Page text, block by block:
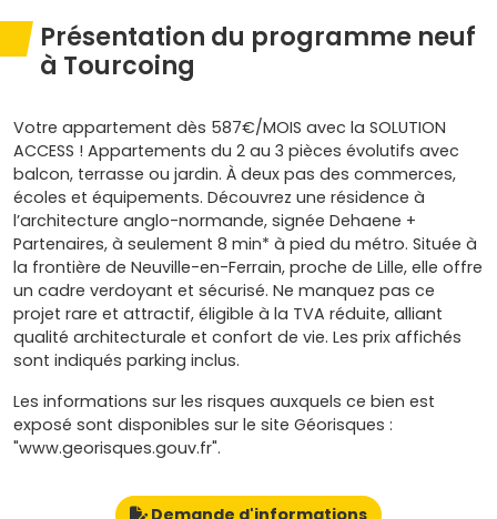
Présentation du programme neuf
à Tourcoing
Votre appartement dès 587€/MOIS avec la SOLUTION
ACCESS ! Appartements du 2 au 3 pièces évolutifs avec
balcon, terrasse ou jardin. À deux pas des commerces,
écoles et équipements. Découvrez une résidence à
l’architecture anglo-normande, signée Dehaene +
Partenaires, à seulement 8 min* à pied du métro. Située à
la frontière de Neuville-en-Ferrain, proche de Lille, elle offre
un cadre verdoyant et sécurisé. Ne manquez pas ce
projet rare et attractif, éligible à la TVA réduite, alliant
qualité architecturale et confort de vie. Les prix affichés
sont indiqués parking inclus.
Les informations sur les risques auxquels ce bien est
exposé sont disponibles sur le site Géorisques :
"www.georisques.gouv.fr".